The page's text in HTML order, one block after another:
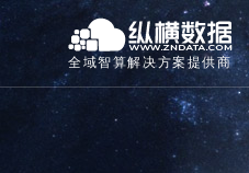
全域智算解决方案提供商